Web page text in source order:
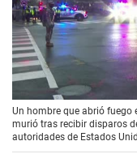
00:00 /01:32
Un hombre que abrió fuego
murió tras recibir disparos
autoridades de Estados